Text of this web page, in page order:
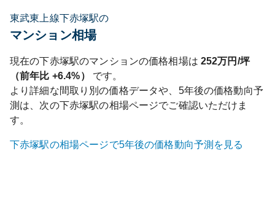
東武東上線下赤塚駅の
マンション相場
現在の下赤塚駅のマンションの価格相場は 252万円/坪
（前年比 +6.4%）
です。
より詳細な間取り別の価格データや、5年後の価格動向予
測は、次の下赤塚駅の相場ページでご確認いただけま
す。
下赤塚駅の相場ページで5年後の価格動向予測を見る